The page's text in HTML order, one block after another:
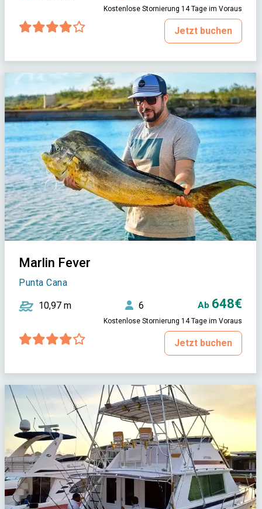
Kostenlose Stornierung 14 Tage im Voraus
Jetzt buchen
Marlin Fever
Punta Cana
10,97 m 6 Ab 648€
Kostenlose Stornierung 14 Tage im Voraus
Jetzt buchen